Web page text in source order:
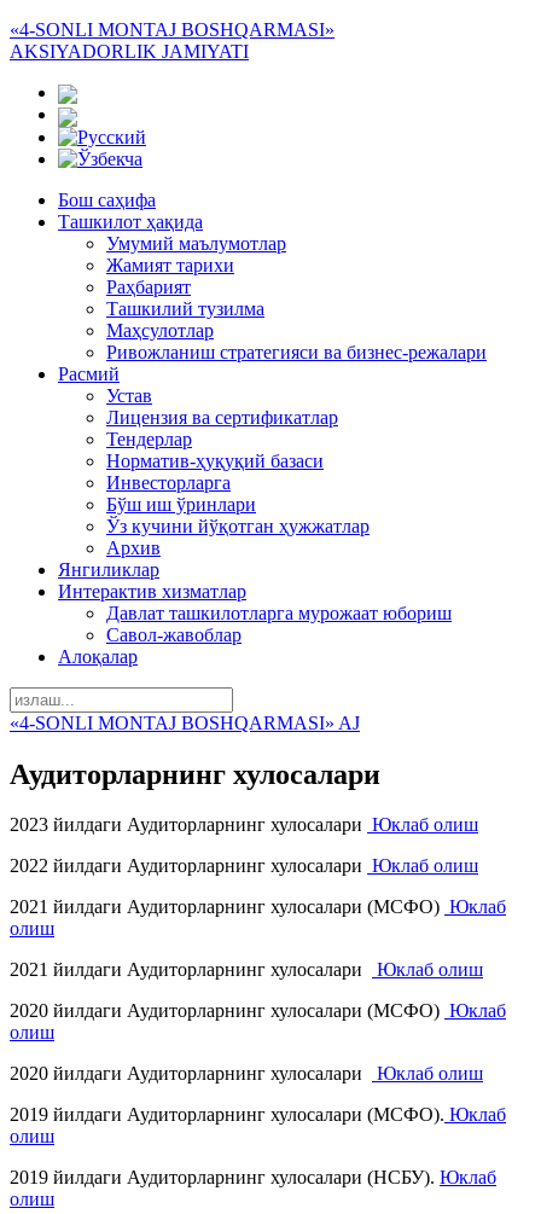
«4-SONLI MONTAJ BOSHQARMASI»
AKSIYADORLIK JAMIYATI
Бош саҳифа
Ташкилот ҳақида
Умумий маълумотлар
Жамият тарихи
Раҳбарият
Ташкилий тузилма
Маҳсулотлар
Ривожланиш стратегияси ва бизнес-режалари
Расмий
Устав
Лицензия ва сертификатлар
Тендерлар
Норматив-ҳуқуқий базаси
Инвесторларга
Бўш иш ўринлари
Ўз кучини йўқотган ҳужжатлар
Архив
Янгиликлар
Интерактив хизматлар
Давлат ташкилотларга мурожаат юбориш
Савол-жавоблар
Алоқалар
«4-SONLI MONTAJ BOSHQARMASI» AJ
Аудиторларнинг хулосалари
2023 йилдаги Аудиторларнинг хулосалари Юклаб олиш
2022 йилдаги Аудиторларнинг хулосалари Юклаб олиш
2021 йилдаги Аудиторларнинг хулосалари (МСФО) Юклаб
олиш
2021 йилдаги Аудиторларнинг хулосалари
Юклаб олиш
2020 йилдаги Аудиторларнинг хулосалари (МСФО) Юклаб
олиш
2020 йилдаги Аудиторларнинг хулосалари
Юклаб олиш
2019 йилдаги Аудиторларнинг хулосалари (МСФО). Юклаб
олиш
2019 йилдаги Аудиторларнинг хулосалари (НСБУ). Юклаб
олиш